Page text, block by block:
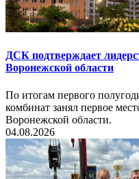
ДСК подтверждает
Воронежской области
По итогам первого
комбинат занял первое
Воронежской области.
04.08.2026